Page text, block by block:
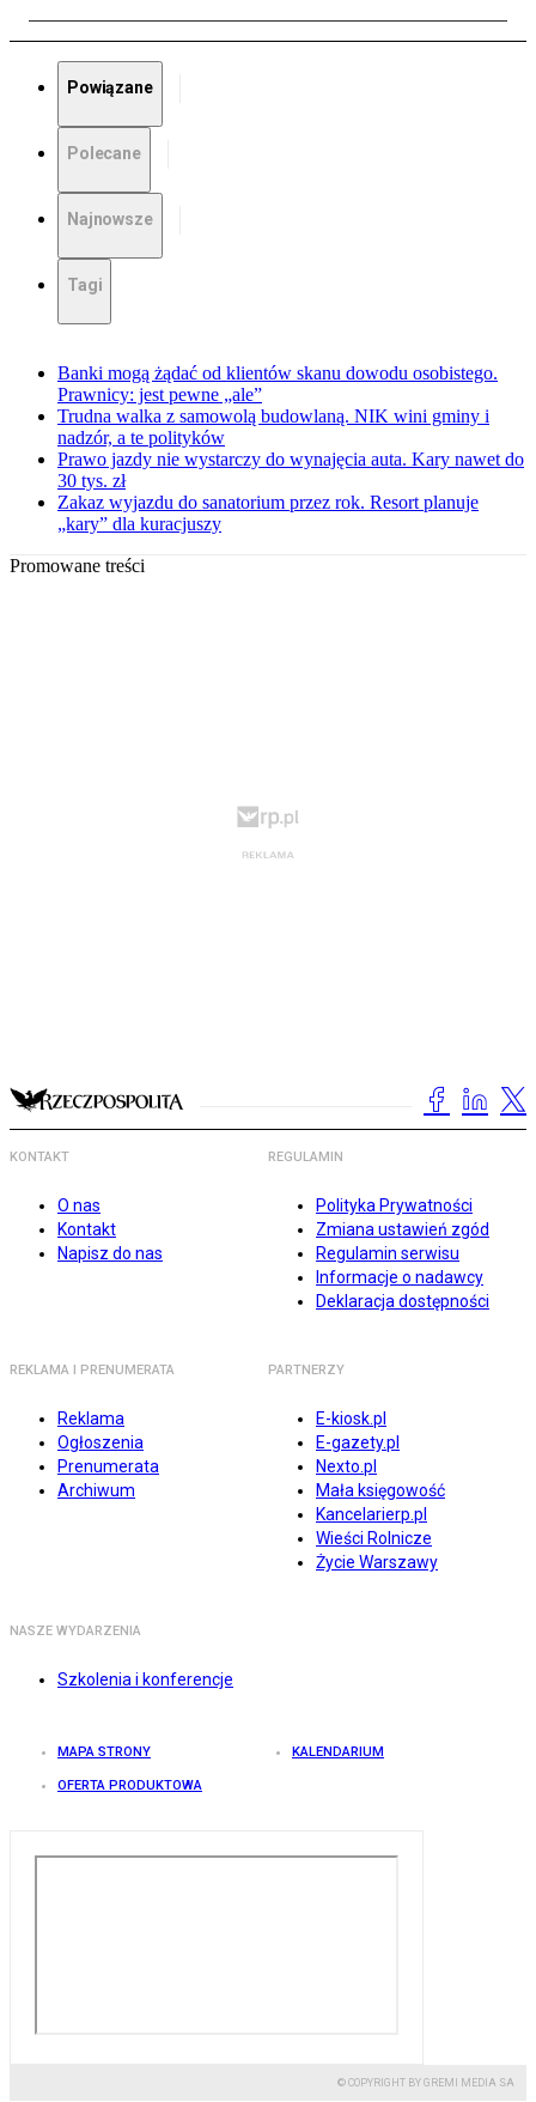
Powiązane
Polecane
Najnowsze
Tagi
Banki mogą żądać od klientów skanu dowodu osobistego.
Prawnicy: jest pewne „ale”
Trudna walka z samowolą budowlaną. NIK wini gminy i
nadzór, a te polityków
Prawo jazdy nie wystarczy do wynajęcia auta. Kary nawet do
30 tys. zł
Zakaz wyjazdu do sanatorium przez rok. Resort planuje
„kary” dla kuracjuszy
Promowane treści
KONTAKT
O nas
Kontakt
Napisz do nas
REGULAMIN
Polityka Prywatności
Zmiana ustawień zgód
Regulamin serwisu
Informacje o nadawcy
Deklaracja dostępności
REKLAMA I PRENUMERATA
Reklama
Ogłoszenia
Prenumerata
Archiwum
PARTNERZY
E-kiosk.pl
E-gazety.pl
Nexto.pl
Mała księgowość
Kancelarierp.pl
Wieści Rolnicze
Życie Warszawy
NASZE WYDARZENIA
Szkolenia i konferencje
MAPA STRONY KALENDARIUM
OFERTA PRODUKTOWA
© COPYRIGHT BY GREMI MEDIA SA